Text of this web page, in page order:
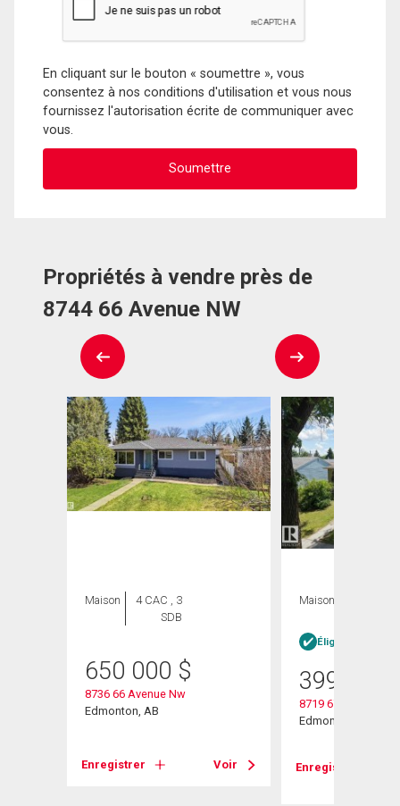
En cliquant sur le bouton « soumettre », vous
consentez à nos conditions d'utilisation et vous nous
fournissez l'autorisation écrite de communiquer avec
vous.
Propriétés à vendre près de
8744 66 Avenue NW
Maison
4 CAC , 3
SDB
650 000 $
8736 66 Avenue Nw
Edmonton, AB
Enregistrer Voir
Maison
Éligible Louer
399 900
8719 67 Avenue Nw
Edmonton, AB
Enregistrer